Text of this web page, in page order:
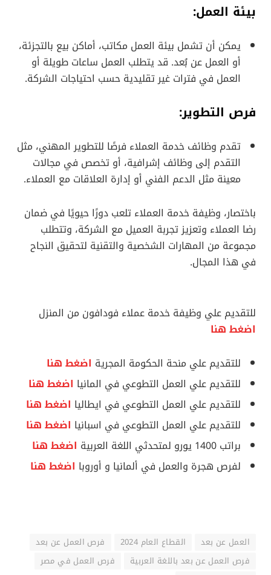
بيئة العمل:
يمكن أن تشمل بيئة العمل مكاتب، أماكن بيع بالتجزئة،
أو العمل عن بُعد. قد يتطلب العمل ساعات طويلة أو
العمل في فترات غير تقليدية حسب احتياجات الشركة.
فرص التطوير:
تقدم وظائف خدمة العملاء فرصًا للتطوير المهني، مثل
التقدم إلى وظائف إشرافية، أو تخصص في مجالات
معينة مثل الدعم الفني أو إدارة العلاقات مع العملاء.
باختصار، وظيفة خدمة العملاء تلعب دورًا حيويًا في ضمان
رضا العملاء وتعزيز تجربة العميل مع الشركة، وتتطلب
مجموعة من المهارات الشخصية والتقنية لتحقيق النجاح
في هذا المجال.
للتقديم علي وظيفة خدمة عملاء فودافون من المنزل
اضغط هنا
للتقديم علي منحة الحكومة المجرية اضغط هنا
للتقديم علي العمل التطوعي في المانيا اضغط هنا
للتقديم علي العمل التطوعي في ايطاليا اضغط هنا
للتقديم علي العمل التطوعي في اسبانيا اضغط هنا
براتب 1400 يورو لمتحدثي اللغة العربية
اضغط هنا
لفرص هجرة والعمل في ألمانيا و أوروبا اضغط هنا
العمل عن بعد القطاع العام 2024
فرص العمل عن بعد
فرص العمل عن بعد باللغة العربية
فرص العمل في مصر